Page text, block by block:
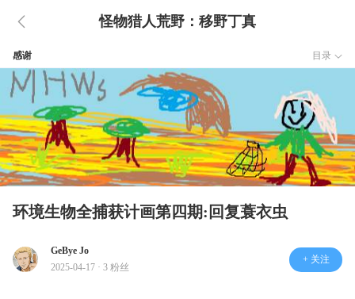
怪物猎人荒野：移野丁真
感谢 目录
环境生物全捕获计画第四期:回复蓑衣虫
GeBye Jo
2025-04-17 · 3 粉丝
+ 关注